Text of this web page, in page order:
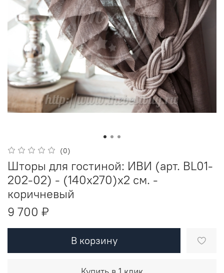
(0)
Шторы для гостиной: ИВИ (арт. BL01-
202-02) - (140х270)х2 см. -
коричневый
9 700 ₽
В корзину